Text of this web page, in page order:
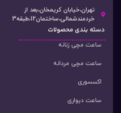
تهران،خیابان کریمخان،بعد از
خردمندشمالی،ساختمان12،طبقه3
دسته‌ بندی محصولات
ساعت مچی زنانه
ساعت مچی مردانه
اکسسوری
ساعت دیواری